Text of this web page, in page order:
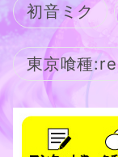
初音ミク
東京喰種:re